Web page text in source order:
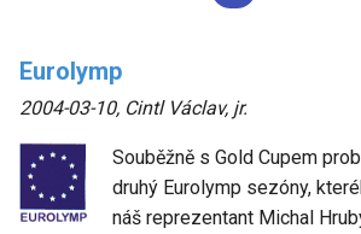
Eurolymp
2004-03-10, Cintl Václav, jr.
Souběžně s Gold Cupem
druhý Eurolymp sezóny,
náš reprezentant Michal